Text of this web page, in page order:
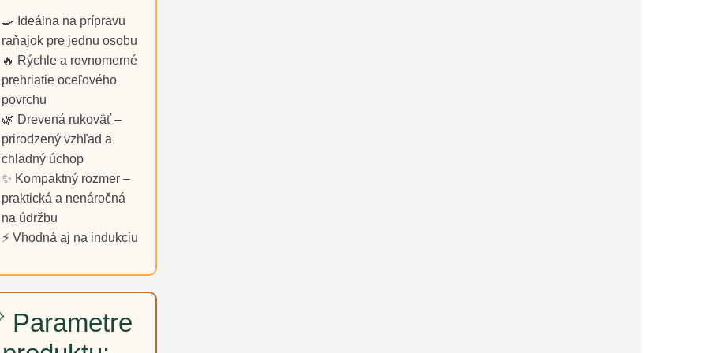
🍳 Ideálna na prípravu
raňajok pre jednu osobu
🔥 Rýchle a rovnomerné
prehriatie oceľového
povrchu
🌿 Drevená rukoväť –
prirodzený vzhľad a
chladný úchop
✨ Kompaktný rozmer –
praktická a nenáročná
na údržbu
⚡ Vhodná aj na indukciu
Parametre